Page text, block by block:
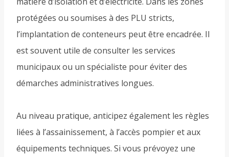
protégées ou soumises à des PLU stricts,
l’implantation de conteneurs peut être encadrée. Il
est souvent utile de consulter les services
municipaux ou un spécialiste pour éviter des
démarches administratives longues.
Au niveau pratique, anticipez également les règles
liées à l’assainissement, à l’accès pompier et aux
équipements techniques. Si vous prévoyez une